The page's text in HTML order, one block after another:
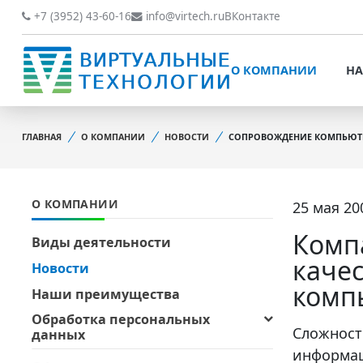
О КОМПАНИИ
ВИДЫ ДЕЯТЕЛЬНОСТИ
НОВОСТИ
НАШИ ПРЕИМУЩЕСТВА
ОФИЦИАЛЬНЫЕ
ДОКУМЕНТЫ
ОБРАТНАЯ СВЯЗЬ
ОТЗЫВЫ КЛИЕНТОВ
НАШИ РАБОТЫ
+7 (3952) 43-60-16 info@virtech.ruВКонтакте
О КОМПАНИИ
НОВОСТИ
ОБРАБОТКА
ОФИЦИАЛЬНЫЕ
ОБРАТНАЯ СВЯЗЬ
ОТЗЫВЫ КЛИЕНТОВ
ГЛАВНАЯ О КОМПАНИИ НОВОСТИ СОПРОВОЖДЕНИЕ
25 мая
О КОМПАНИИ
Виды деятельности
Новости
Наши преимущества
Обработка персональных
данных